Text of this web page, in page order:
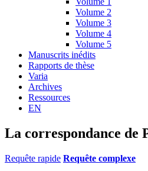
Volume 2
Volume 3
Volume 4
Volume 5
Manuscrits inédits
Rapports de thèse
Varia
Archives
Ressources
EN
La correspondance de
Requête rapide Requête complexe